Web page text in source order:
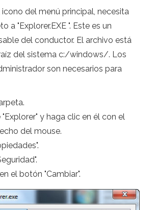
icono del menú principal, necesita
a "Explorer.EXE ". Este es un
del conductor. El archivo está
del sistema c:/windows/. Los
son necesarios para
"Explorer" y haga clic en él con el
del mouse.
el botón "Cambiar".